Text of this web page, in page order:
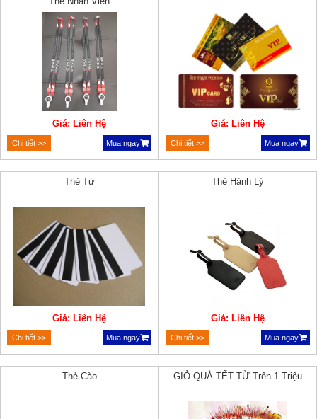
Giá: Liên Hệ
Chi tiết >> Mua ngay
Giá: Liên Hệ
Chi tiết >> Mua ngay
Thẻ Từ
Giá: Liên Hệ
Chi tiết >> Mua ngay
Thẻ Hành Lý
Giá: Liên Hệ
Chi tiết >> Mua ngay
Thẻ Cào GIỎ QUÀ TẾT TỪ Trên 1 Triệu